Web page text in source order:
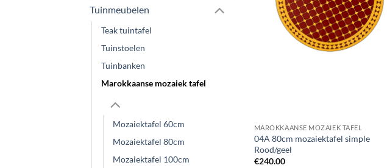
Tuinmeubelen
Teak tuintafel
Tuinstoelen
Tuinbanken
Marokkaanse mozaiek tafel
Mozaiektafel 60cm
Mozaiektafel 80cm
Mozaiektafel 100cm
MAROKKAANSE MOZAIEK TAFEL
04A 80cm mozaiektafel simple
Rood/geel
€240.00